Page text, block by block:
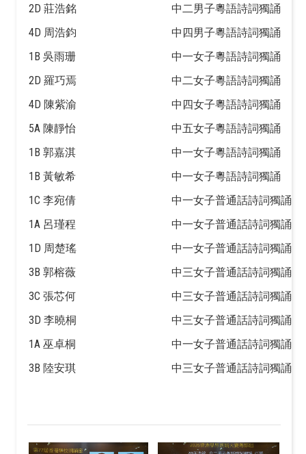
2D 莊浩銘
中二男子粵語詩詞獨誦
4D 周浩鈞
中四男子粵語詩詞獨誦
1B 吳雨珊
中一女子粵語詩詞獨誦
2D 羅巧焉
中二女子粵語詩詞獨誦
4D 陳紫渝
中四女子粵語詩詞獨誦
5A 陳靜怡
中五女子粵語詩詞獨誦
1B 郭嘉淇
中一女子粵語詩詞獨誦
1B 黃敏希
中一女子粵語詩詞獨誦
1C 李宛倩
中一女子普通話詩詞獨誦
1A 呂瑾程
中一女子普通話詩詞獨誦
1D 周楚瑤
中一女子普通話詩詞獨誦
3B 郭榕薇
中三女子普通話詩詞獨誦
3C 張芯何
中三女子普通話詩詞獨誦
3D 李曉桐
中三女子普通話詩詞獨誦
1A 巫卓桐
中一女子普通話詩詞獨誦
3B 陸安琪
中三女子普通話詩詞獨誦